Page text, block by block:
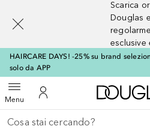
Scarica
Douglas
esclusive
HAIRCARE DAYS! -25% su brand
solo da APP
MenuApri menuAl Mio Account
Torna indietro
Esegui ricerca
[navigation.slideout.screenreader]